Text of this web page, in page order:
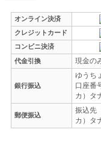
オンライン決済
クレジットカード
コンビニ決済
代金引換
現金の
銀行振込
ゆうち
口座番
カ）タ
郵便振込
振込先
カ）タ